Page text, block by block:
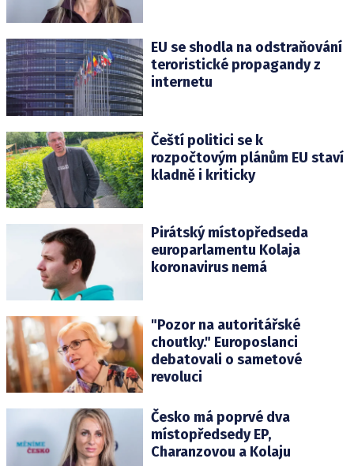
EU se shodla na odstraňování
teroristické propagandy z
internetu
Čeští politici se k
rozpočtovým plánům EU staví
kladně i kriticky
Pirátský místopředseda
europarlamentu Kolaja
koronavirus nemá
"Pozor na autoritářské
choutky." Europoslanci
debatovali o sametové
revoluci
Česko má poprvé dva
místopředsedy EP,
Charanzovou a Kolaju